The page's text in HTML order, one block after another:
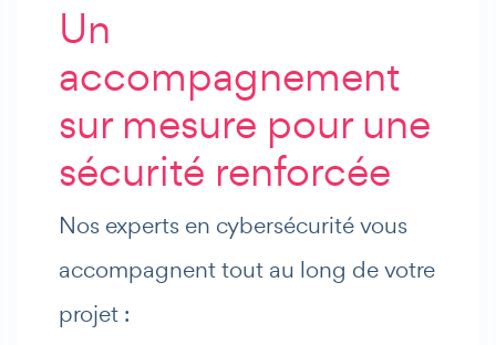
Un
accompagnement
sur mesure pour une
sécurité renforcée
Nos experts en cybersécurité vous
accompagnent tout au long de votre
projet :